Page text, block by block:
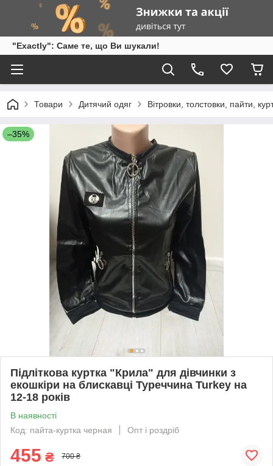
"Exactly": Саме те, що Ви шукали!
Товари Дитячий одяг Вітровки, толстовки, пайти,
–35%
Підліткова куртка "Крила" для дівчинки з
екошкіри на блискавці Туреччина Turkey на
12-18 років
В наявності
Код: пайта-куртка черная
Опт і роздріб
455 ₴ 700 ₴